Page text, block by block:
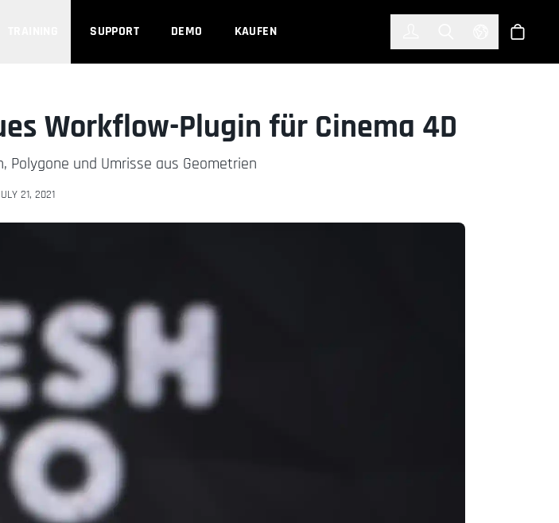
SUPPORT DEMO KAUFEN Select Shop
Workflow-Plugin für Cinema 4D
Polygone und Umrisse aus Geometrien
21, 2021